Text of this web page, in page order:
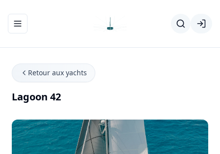
Ouvrir/fermer le menu de navigation
Retour aux yachts
Lagoon 42